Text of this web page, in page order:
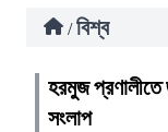
/ বিশ্ব
হরমুজ প্রণালীতে
সংলাপ